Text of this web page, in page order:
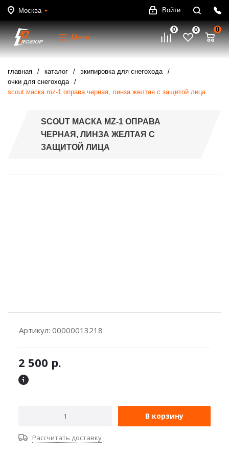
Москва Войти
Меню
0 0 0
главная каталог
экипировка для снегохода
очки для снегохода
scout маска mz-1 оправа черная, линза желтая с защитой лица
SCOUT МАСКА MZ-1 ОПРАВА
ЧЕРНАЯ, ЛИНЗА ЖЕЛТАЯ С
ЗАЩИТОЙ ЛИЦА
Артикул: 00000013218
2 500 р.
В корзину
Рассчитать доставку